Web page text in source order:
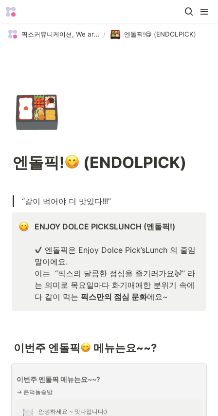
픽스커뮤니케이션, We are Picks 😄 / 엔돌픽!😋 (ENDOLPICK)
🍱
엔돌픽! (ENDOLPICK)
“같이 먹어야 더 맛있다!!!”
ENJOY DOLCE PICKSLUNCH (엔돌픽!)
엔돌픽은 Enjoy Dolce Pick’sLunch 의 줄임
말이에요.
이는  “픽스의 달콤한 점심을 즐기러가요
” 라
는 의미로 목요일마다 화기애애한 분위기 속에
다 같이 먹는 픽스만의 점심 문화에요~
이번주 엔돌픽 메뉴는요~~?
이번주 엔돌픽 메뉴는요~~?
→ 큰댁돌솥밥
안녕하세요 ~ 맛나입니다:)